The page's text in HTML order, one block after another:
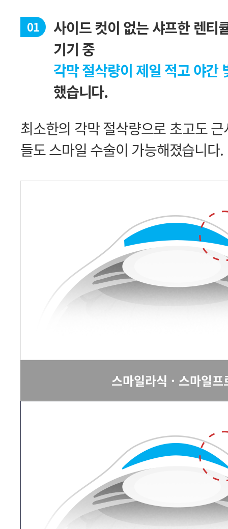
01
기기 중
각막 절삭량이 제일 적고 야간
했습니다.
들도 스마일 수술이 가능해졌습니다.
스마일라식 · 스마일프